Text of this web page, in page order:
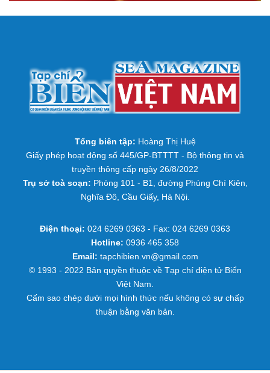
Tổng biên tập: Hoàng Thị Huệ
Giấy phép hoạt động số 445/GP-BTTTT - Bộ thông tin và
truyền thông cấp ngày 26/8/2022
Trụ sở toà soạn: Phòng 101 - B1, đường Phùng Chí Kiên,
Nghĩa Đô, Cầu Giấy, Hà Nội.
Điện thoại: 024 6269 0363 - Fax: 024 6269 0363
Hotline: 0936 465 358
Email: tapchibien.vn@gmail.com
© 1993 - 2022 Bản quyền thuộc về Tạp chí điện tử Biển
Việt Nam.
Cấm sao chép dưới mọi hình thức nếu không có sự chấp
thuận bằng văn bản.